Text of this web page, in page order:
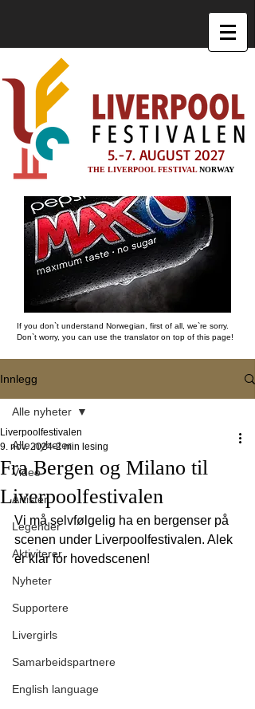
5.-7. AUGUST 2027
THE LIVERPOOL FESTIVALNORWAY
If you don`t understand Norwegian, first of all, we`re sorry.
Don`t worry, you can use the translator on top of this page!
Innlegg
Alle nyheter
Video
Artister
Legender
Aktiviterer
Nyheter
Supportere
Livergirls
Samarbeidspartnere
English language
Alle nyheter
Fra Bergen og Milano til
Liverpoolfestivalen
Liverpoolfestivalen
9. nov. 2024 2 min lesing
Vi må selvfølgelig ha en bergenser på
scenen under Liverpoolfestivalen. Alek
er klar for hovedscenen!